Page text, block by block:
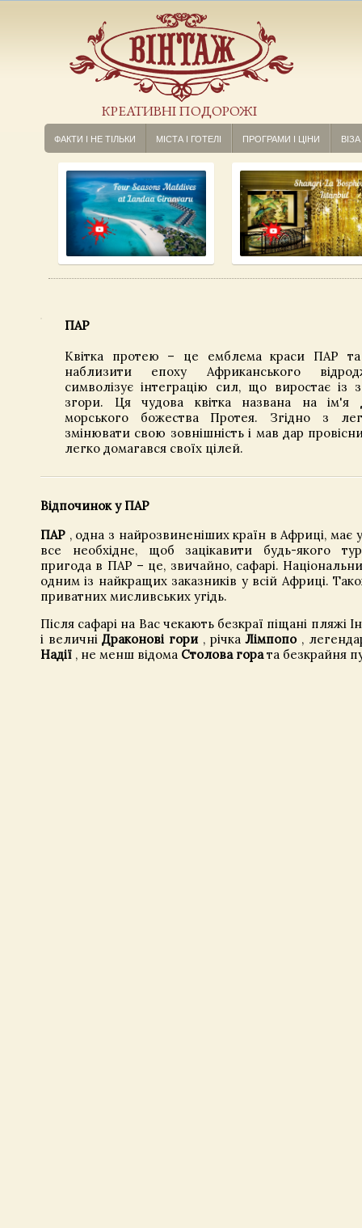
КРЕАТИВНІ ПОДОРОЖІ
ФАКТИ І НЕ ТІЛЬКИ МІСТА І ГОТЕЛІ ПРОГРАМИ І ЦІНИ ВІЗА
ПАР
Квітка протею – це емблема краси ПАР та
наблизити епоху Африканського
символізує інтеграцію сил, що виростає із
згори. Ця чудова квітка названа на ім'я
морського божества Протея. Згідно з
змінювати свою зовнішність і мав дар
легко домагався своїх цілей.
Відпочинок у ПАР
ПАР , одна з найрозвиненіших країн в Африці, має
все необхідне, щоб зацікавити будь-якого
пригода в ПАР – це, звичайно, сафарі.
одним із найкращих заказників у всій Африці.
приватних мисливських угідь.
Після сафарі на Вас чекають безкраї піщані пляжі
і величніДраконові гори , річкаЛімпопо,
Надії , не менш відома Столова гората безкрайня